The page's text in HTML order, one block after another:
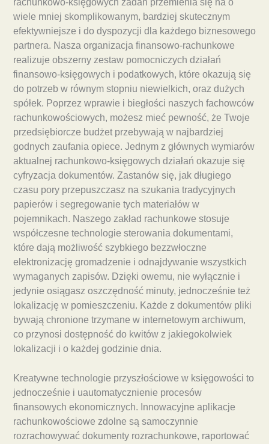
rachunkowo-księgowych zadań przemienia się na o
wiele mniej skomplikowanym, bardziej skutecznym
efektywniejsze i do dyspozycji dla każdego biznesowego
partnera. Nasza organizacja finansowo-rachunkowe
realizuje obszerny zestaw pomocniczych działań
finansowo-księgowych i podatkowych, które okazują się
do potrzeb w równym stopniu niewielkich, oraz dużych
spółek. Poprzez wprawie i biegłości naszych fachowców
rachunkowościowych, możesz mieć pewność, że Twoje
przedsiębiorcze budżet przebywają w najbardziej
godnych zaufania opiece. Jednym z głównych wymiarów
aktualnej rachunkowo-księgowych działań okazuje się
cyfryzacja dokumentów. Zastanów się, jak długiego
czasu pory przepuszczasz na szukania tradycyjnych
papierów i segregowanie tych materiałów w
pojemnikach. Naszego zakład rachunkowe stosuje
współczesne technologie sterowania dokumentami,
które dają możliwość szybkiego bezzwłoczne
elektronizację gromadzenie i odnajdywanie wszystkich
wymaganych zapisów. Dzięki owemu, nie wyłącznie i
jedynie osiągasz oszczędność minuty, jednocześnie też
lokalizację w pomieszczeniu. Każde z dokumentów pliki
bywają chronione trzymane w internetowym archiwum,
co przynosi dostępność do kwitów z jakiegokolwiek
lokalizacji i o każdej godzinie dnia.
Kreatywne technologie przyszłościowe w księgowości to
jednocześnie i uautomatycznienie procesów
finansowych ekonomicznych. Innowacyjne aplikacje
rachunkowościowe zdolne są samoczynnie
rozrachowywać dokumenty rozrachunkowe, raportować